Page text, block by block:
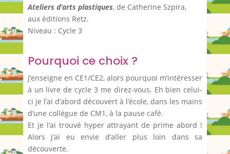
Ateliers d’arts plastiques, de Catherine Szpira,
aux éditions Retz.
Niveau : Cycle 3
Pourquoi ce choix ?
J’enseigne en CE1/CE2, alors pourquoi m’intéresser
à un livre de cycle 3 me direz-vous. Eh bien celui-
ci je l’ai d’abord découvert à l’école, dans les mains
d’une collègue de CM1, à la pause café.
Et je l’ai trouvé hyper attrayant de prime abord !
Alors j’ai eu envie d’aller plus loin dans sa
découverte.